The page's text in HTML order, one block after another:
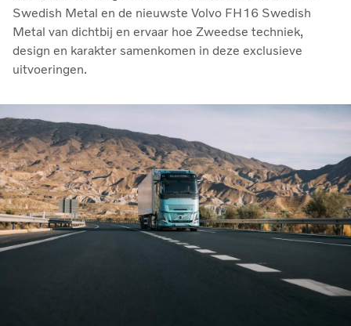
Swedish Metal en de nieuwste Volvo FH16 Swedish
Metal van dichtbij en ervaar hoe Zweedse techniek,
design en karakter samenkomen in deze exclusieve
uitvoeringen.